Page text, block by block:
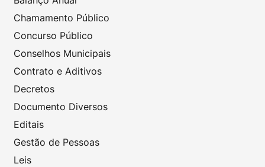
Chamamento Público
Concurso Público
Conselhos Municipais
Contrato e Aditivos
Decretos
Documento Diversos
Editais
Gestão de Pessoas
Leis